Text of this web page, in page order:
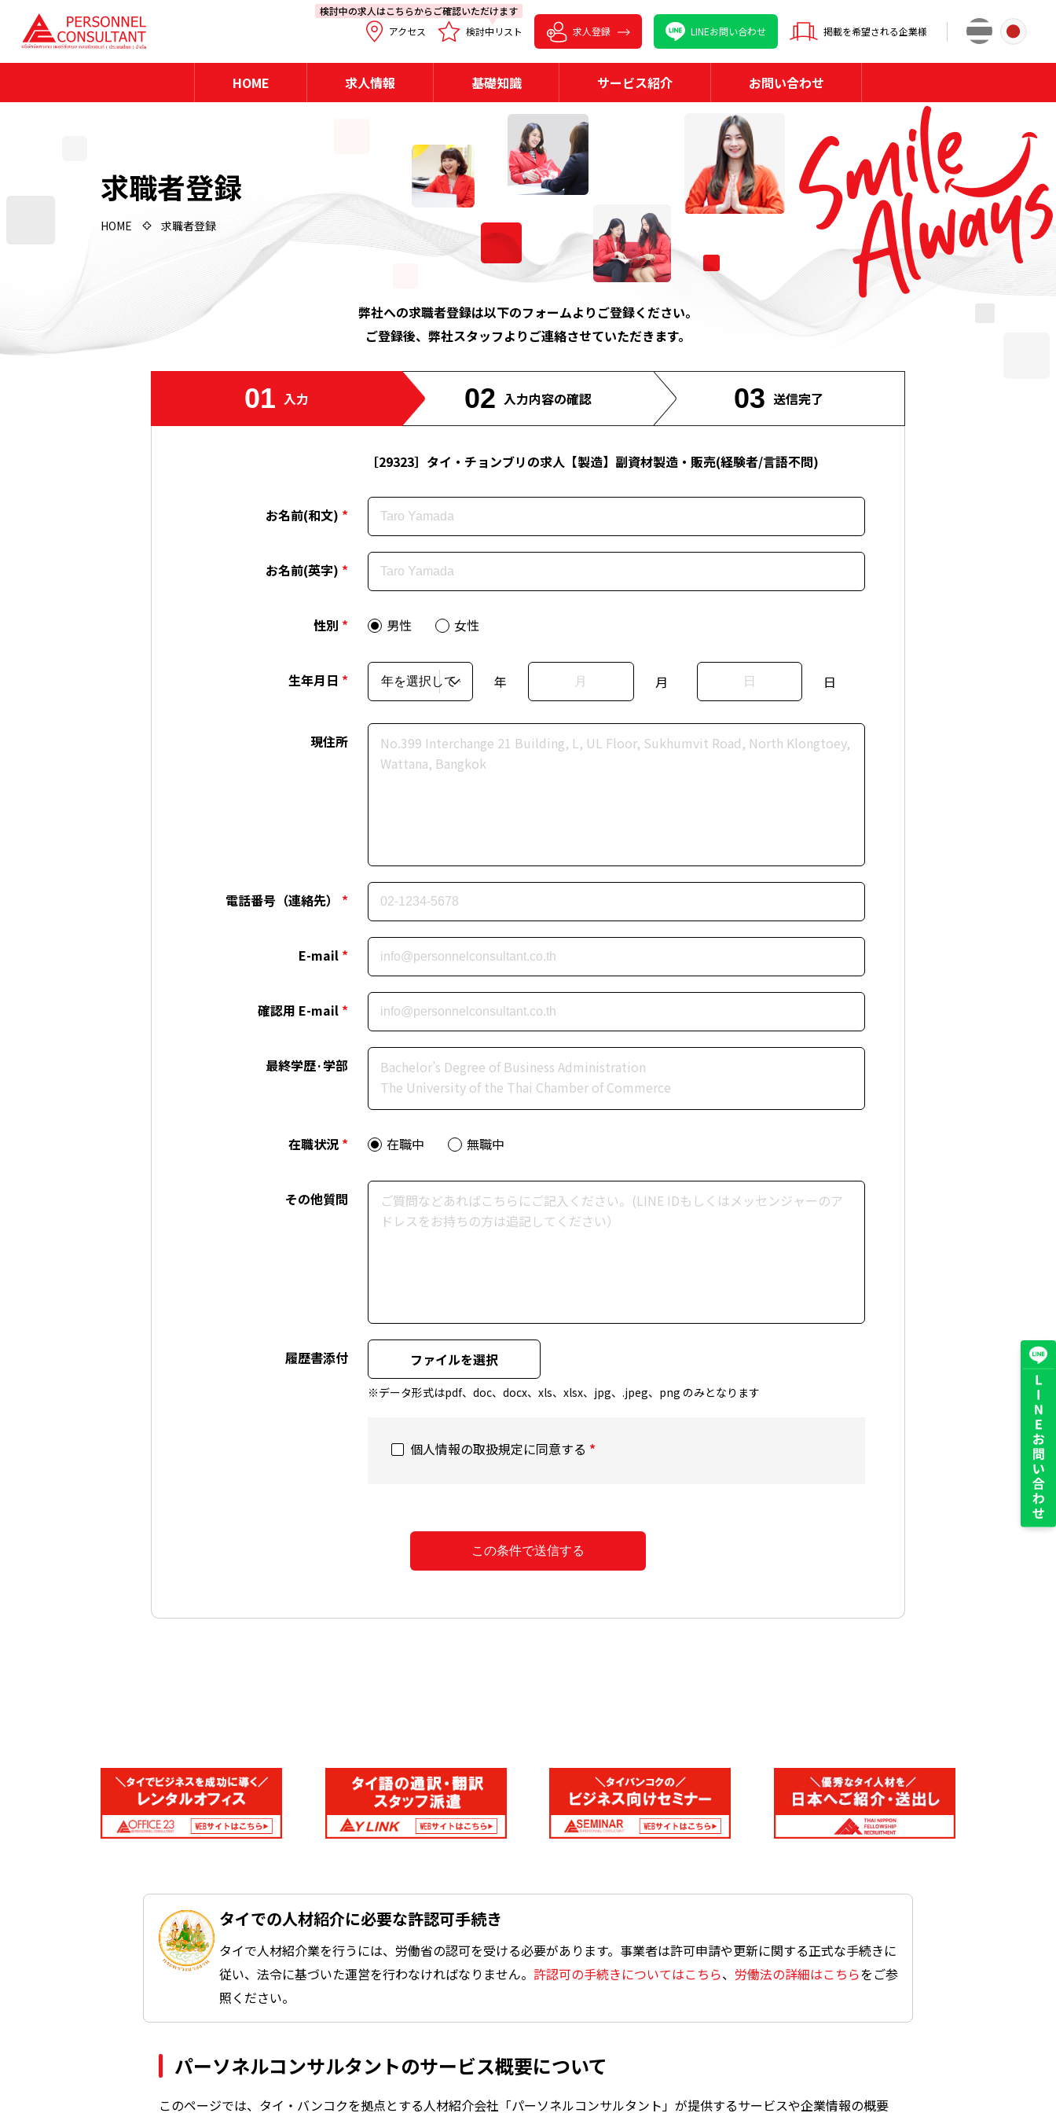
アクセス 検討中リスト
検討中の求人はこちらからご確認いただけます
求人登録
LINEお問い合わせ 掲載を希望される企業様
HOME 求人情報 基礎知識 サービス紹介 お問い合わせ
求職者登録
HOME 求職者登録
弊社への求職者登録は以下のフォームよりご登録ください。
ご登録後、弊社スタッフよりご連絡させていただきます。
01 入力 02 入力内容の確認 03 送信完了
［29323］ タイ・チョンブリの求人【製造】副資材製造・販売(経験者/言語不問)
お名前(和文) *
お名前(英字) *
性別 * 男性 女性
生年月日 * 年 月 日
現住所
電話番号（連絡先） *
E-mail *
確認用 E-mail *
最終学歴·学部
在職状況 * 在職中 無職中
その他質問
履歴書添付 ファイルを選択
※データ形式はpdf、doc、docx、xls、xlsx、jpg、.jpeg、png のみとなります
個人情報の取扱規定に同意する *
この条件で送信する
タイでの人材紹介に必要な許認可手続き
タイで人材紹介業を行うには、労働省の認可を受ける必要があります。事業者は許可申請や更新に関する正式な手続きに
従い、法令に基づいた運営を行わなければなりません。 許認可の手続きについてはこちら、 労働法の詳細はこちらをご参
照ください。
パーソネルコンサルタントのサービス概要について
このページでは、タイ・バンコクを拠点とする人材紹介会社「パーソネルコンサルタント」が提供するサービスや企業情報の概要